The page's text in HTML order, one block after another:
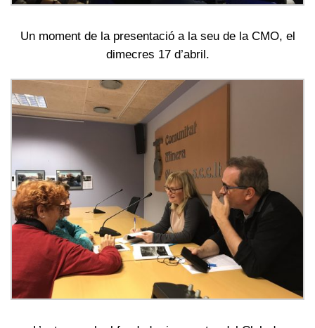
Un moment de la presentació a la seu de la CMO, el
dimecres 17 d’abril.